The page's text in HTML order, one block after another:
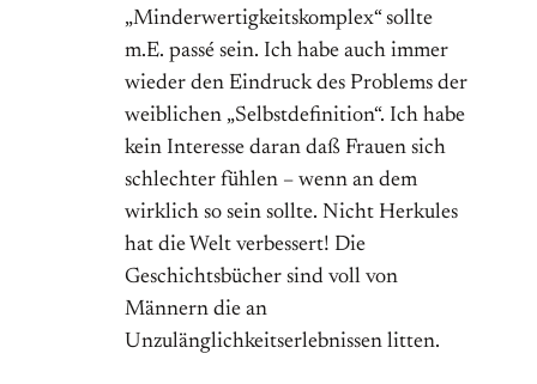
„Minderwertigkeitskomplex“ sollte
m.E. passé sein. Ich habe auch immer
wieder den Eindruck des Problems der
weiblichen „Selbstdefinition“. Ich habe
kein Interesse daran daß Frauen sich
schlechter fühlen – wenn an dem
wirklich so sein sollte. Nicht Herkules
hat die Welt verbessert! Die
Geschichtsbücher sind voll von
Männern die an
Unzulänglichkeitserlebnissen litten.